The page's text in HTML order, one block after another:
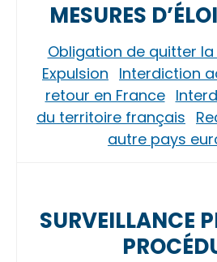
MESURES
Obligation de quitter la
Expulsion Interdiction
retour en France
du territoire français
autre pays
SURVEILLANCE